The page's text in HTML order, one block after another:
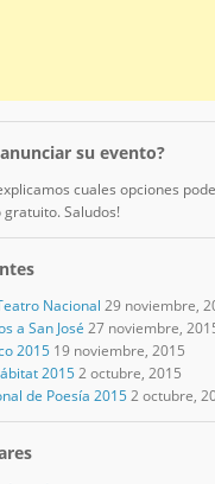
su evento?
cuales opciones
Saludos!
Nacional 29 noviembre,
a San José 27 noviembre,
2015 19 noviembre, 2015
2015 2 octubre, 2015
de Poesía 2015 2 octubre,